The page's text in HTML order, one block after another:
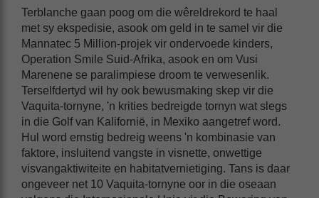
Terblanche gaan poog om die wêreldrekord te haal
met sy ekspedisie, asook om geld in te samel vir die
Mannatec 5 Million-projek vir ondervoede kinders,
Operation Smile Suid-Afrika, asook en om Vusi
Marenene se paralimpiese droom te verwesenlik.
Terselfdertyd wil hy ook bewusmaking skep vir die
Vaquita-tornyne, 'n krities bedreigde tornyn wat slegs
in die Golf van Kalifornië, in Mexiko aangetref word.
Hul word ernstig bedreig weens 'n kombinasie van
faktore, insluitend vangste in visnette, onwettige
visvangaktiwiteite en habitatvernietiging. Tans is daar
ongeveer net 10 Vaquita-tornyne oor in die oseaan